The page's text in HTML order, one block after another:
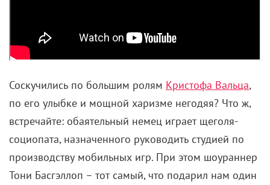
Соскучились по большим ролям Кристофа Вальца,
по его улыбке и мощной харизме негодяя? Что ж,
встречайте: обаятельный немец играет щеголя-
социопата, назначенного руководить студией по
производству мобильных игр. При этом шоураннер
Тони Басгэллоп – тот самый, что подарил нам один